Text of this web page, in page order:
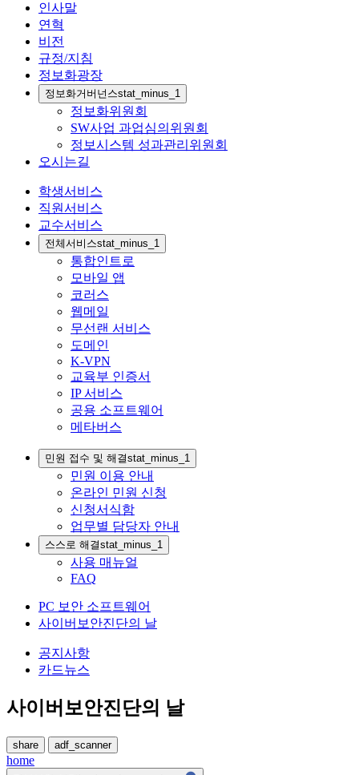
인사말
연혁
비전
규정/지침
정보화광장
정보화거버넌스stat_minus_1
정보화위원회
SW사업 과업심의위원회
정보시스템 성과관리위원회
오시는길
학생서비스
직원서비스
교수서비스
전체서비스stat_minus_1
통합인트로
모바일 앱
코러스
웹메일
무선랜 서비스
도메인
K-VPN
교육부 인증서
IP 서비스
공용 소프트웨어
메타버스
민원 접수 및 해결stat_minus_1
민원 이용 안내
온라인 민원 신청
신청서식함
업무별 담당자 안내
스스로 해결stat_minus_1
사용 매뉴얼
FAQ
PC 보안 소프트웨어
사이버보안진단의 날
공지사항
카드뉴스
사이버보안진단의 날
share adf_scanner
home